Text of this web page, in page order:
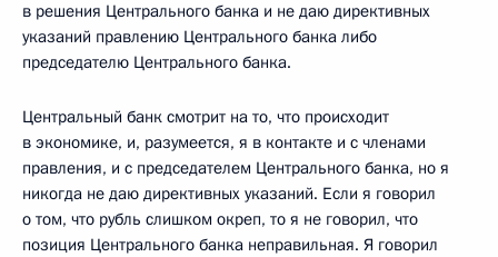
в решения Центрального банка и не даю директивных
указаний правлению Центрального банка либо
председателю Центрального банка.
Центральный банк смотрит на то, что происходит
в экономике, и, разумеется, я в контакте и с членами
правления, и с председателем Центрального банка, но я
никогда не даю директивных указаний. Если я говорил
о том, что рубль слишком окреп, то я не говорил, что
позиция Центрального банка неправильная. Я говорил